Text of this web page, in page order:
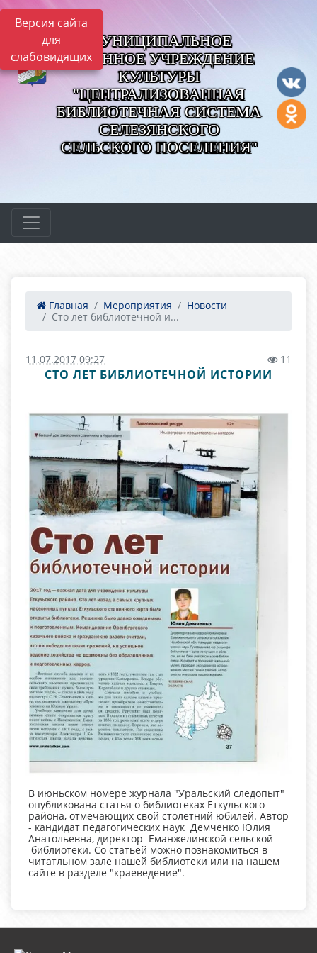
Версия сайта
для
слабовидящих
МУНИЦИПАЛЬНОЕ
КАЗЕННОЕ УЧРЕЖДЕНИЕ
КУЛЬТУРЫ
"ЦЕНТРАЛИЗОВАННАЯ
БИБЛИОТЕЧНАЯ СИСТЕМА
СЕЛЕЗЯНСКОГО
СЕЛЬСКОГО ПОСЕЛЕНИЯ"
Главная Мероприятия
Новости
Сто лет библиотечной и...
11.07.2017 09:27 11
СТО ЛЕТ БИБЛИОТЕЧНОЙ ИСТОРИИ
В июньском номере журнала "Уральский следопыт"
опубликована статья о библиотеках Еткульского
района, отмечающих свой столетний юбилей. Автор
- кандидат педагогических наук Демченко Юлия
Анатольевна, директор Еманжелинской сельской
библиотеки. Со статьей можно познакомиться в
читатльном зале нашей библиотеки или на нашем
сайте в разделе "краеведение".